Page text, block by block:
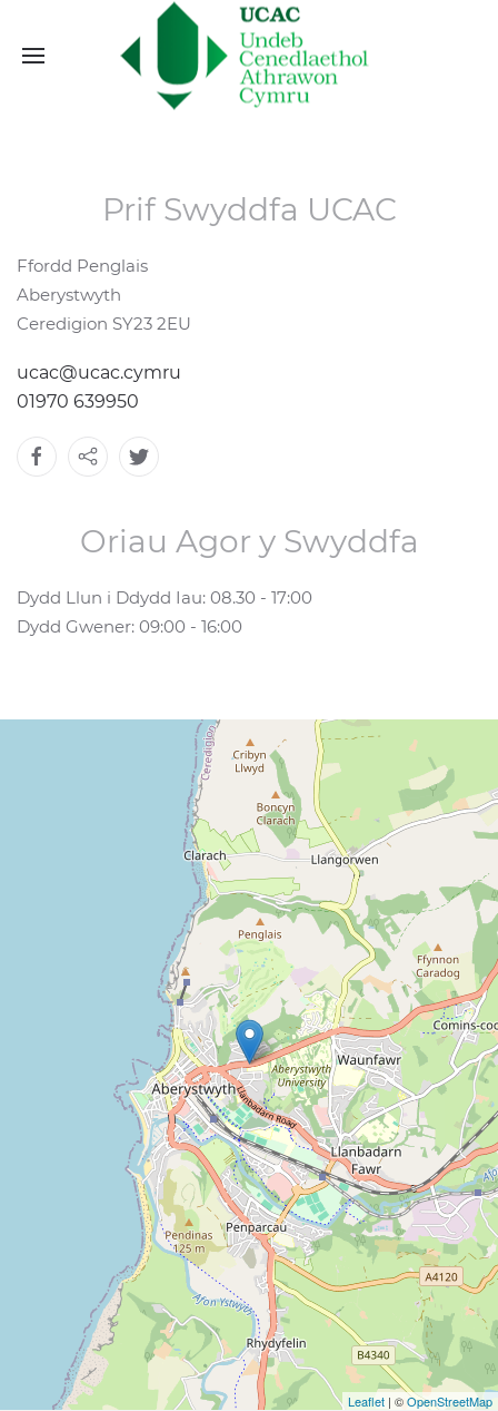
Prif Swyddfa UCAC
Ffordd Penglais
Aberystwyth
Ceredigion SY23 2EU
ucac@ucac.cymru
01970 639950
Oriau Agor y Swyddfa
Dydd Llun i Ddydd Iau: 08.30 - 17:00
Dydd Gwener: 09:00 - 16:00
Leaflet | ©OpenStreetMap